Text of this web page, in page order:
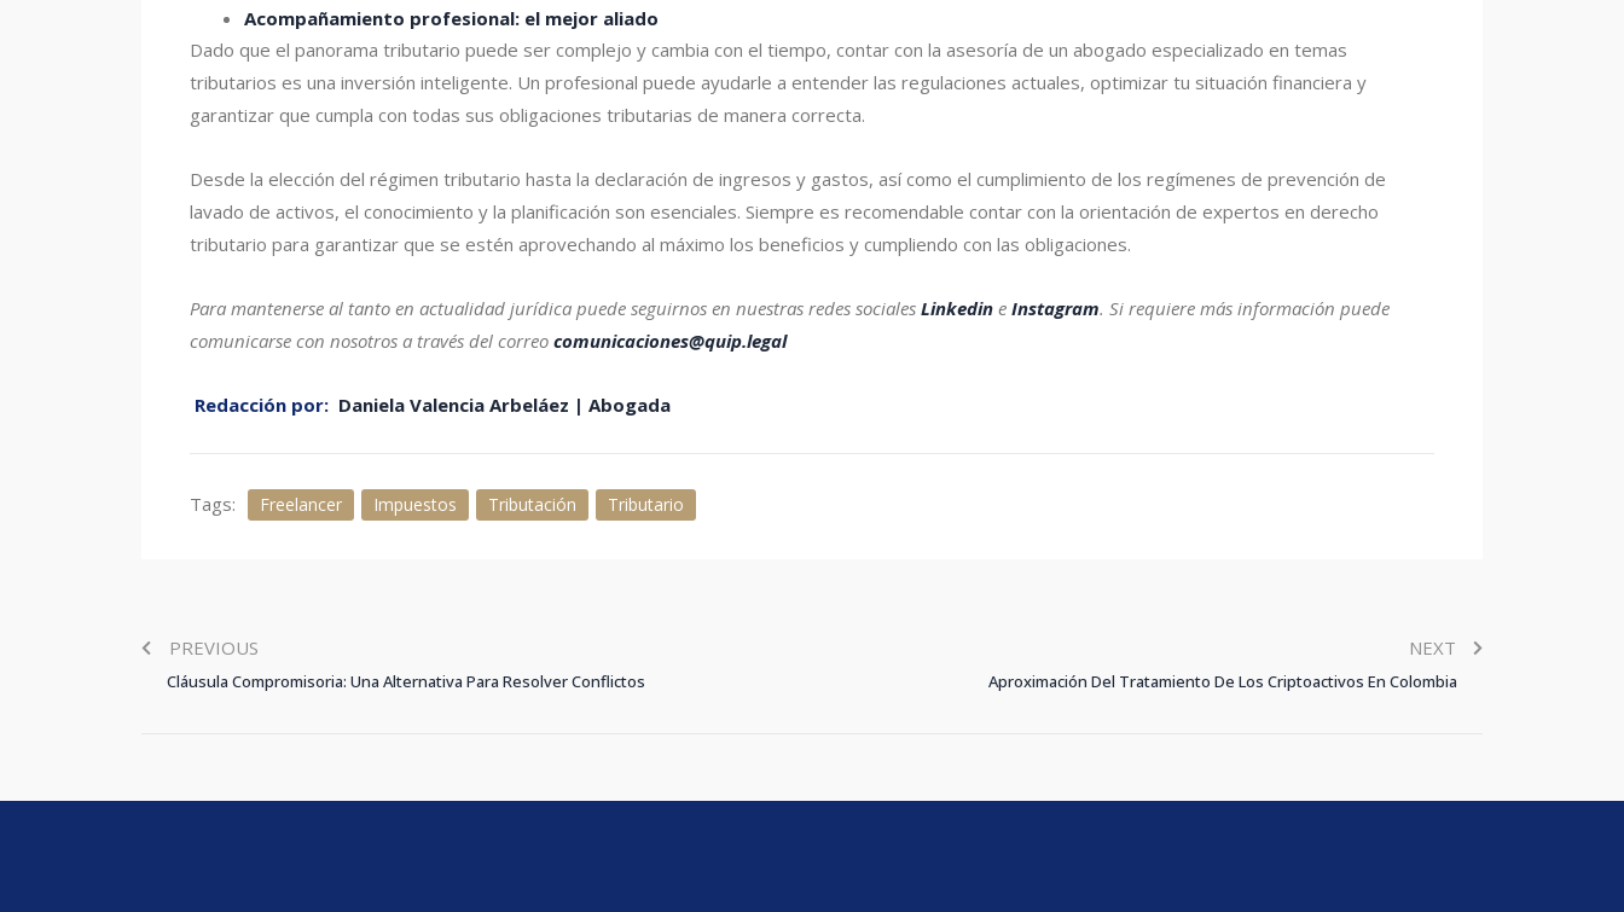
Acompañamiento profesional: el mejor aliado
Dado que el panorama tributario puede ser complejo y cambia con el tiempo, contar con la asesoría de un abogado especializado en temas
tributarios es una inversión inteligente. Un profesional puede ayudarle a entender las regulaciones actuales, optimizar tu situación financiera y
garantizar que cumpla con todas sus obligaciones tributarias de manera correcta.
Desde la elección del régimen tributario hasta la declaración de ingresos y gastos, así como el cumplimiento de los regímenes de prevención de
lavado de activos, el conocimiento y la planificación son esenciales. Siempre es recomendable contar con la orientación de expertos en derecho
tributario para garantizar que se estén aprovechando al máximo los beneficios y cumpliendo con las obligaciones.
Para mantenerse al tanto en actualidad jurídica puede seguirnos en nuestras redes sociales Linkedin e Instagram. Si requiere más información puede
comunicarse con nosotros a través del correo comunicaciones@quip.legal
Redacción por: Daniela Valencia Arbeláez | Abogada
Tags: Freelancer Impuestos Tributación Tributario
PREVIOUS
Cláusula Compromisoria: Una Alternativa Para Resolver Conflictos
NEXT
Aproximación Del Tratamiento De Los Criptoactivos En Colombia